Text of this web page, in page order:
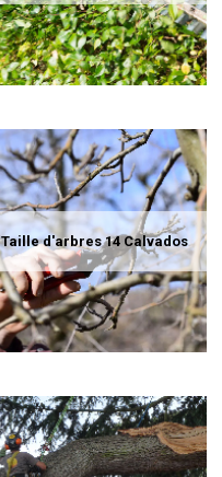
Taille d'arbres 14 Calvados